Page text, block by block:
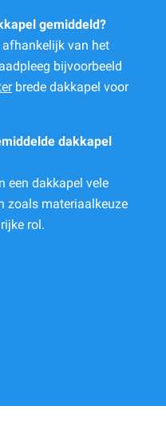
gemiddeld?
afhankelijk van het
bijvoorbeeld
brede dakkapel voor
dakkapel
een dakkapel vele
zoals materiaalkeuze
rol.